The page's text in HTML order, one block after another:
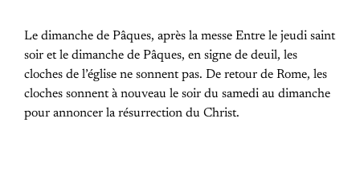
Le dimanche de Pâques, après la messe Entre le jeudi saint
soir et le dimanche de Pâques, en signe de deuil, les
cloches de l’église ne sonnent pas. De retour de Rome, les
cloches sonnent à nouveau le soir du samedi au dimanche
pour annoncer la résurrection du Christ.